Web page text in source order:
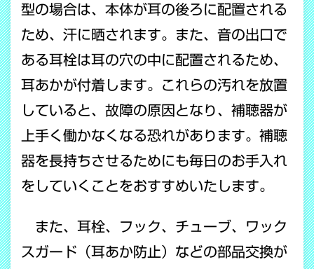
型の場合は、本体が耳の後ろに配置される
ため、汗に晒されます。また、音の出口で
ある耳栓は耳の穴の中に配置されるため、
耳あかが付着します。これらの汚れを放置
していると、故障の原因となり、補聴器が
上手く働かなくなる恐れがあります。補聴
器を長持ちさせるためにも毎日のお手入れ
をしていくことをおすすめいたします。
また、耳栓、フック、チューブ、ワック
スガード（耳あか防止）などの部品交換が